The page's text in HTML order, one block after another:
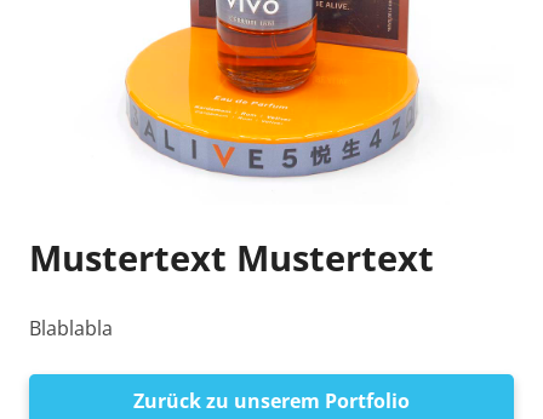
Mustertext Mustertext
Blablabla
Zurück zu unserem Portfolio